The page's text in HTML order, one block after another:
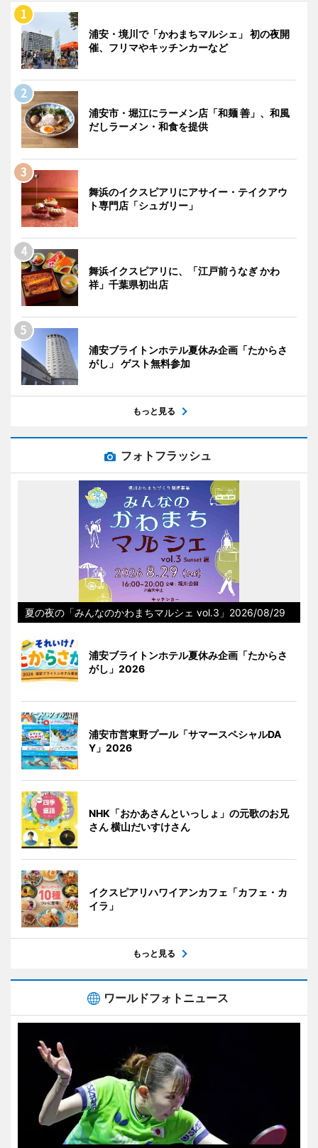
浦安・境川で「かわまちマルシェ」 初の夜開
催、フリマやキッチンカーなど
浦安市・堀江にラーメン店「和麺 善」、和風
だしラーメン・和食を提供
舞浜のイクスピアリにアサイー・テイクアウ
ト専門店「シュガリー」
舞浜イクスピアリに、「江戸前うなぎ かわ
祥」千葉県初出店
浦安ブライトンホテル夏休み企画「たからさ
がし」 ゲスト無料参加
もっと見る
フォトフラッシュ
夏の夜の「みんなのかわまちマルシェ vol.3」2026/08/29
浦安ブライトンホテル夏休み企画「たからさ
がし」2026
浦安市営東野プール「サマースペシャルDA
Y」2026
NHK「おかあさんといっしょ」の元歌のお兄
さん 横山だいすけさん
イクスピアリハワイアンカフェ「カフェ・カ
イラ」
もっと見る
ワールドフォトニュース